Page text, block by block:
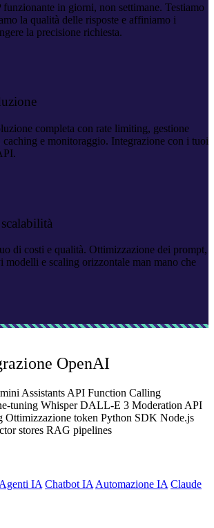
in giorni, non settimane. Testiamo
la qualità delle risposte e affiniamo i
la precisione richiesta.
completa con rate limiting, gestione
e monitoraggio. Integrazione con i tuoi
di costi e qualità. Ottimizzazione dei prompt,
modelli e scaling orizzontale man mano che
OpenAI
Assistants API Function Calling
tuning WhisperDALL-E 3 Moderation API
Ottimizzazione token Python SDK Node.js
stores RAG pipelines
Agenti IA Chatbot IA Automazione IA Claude